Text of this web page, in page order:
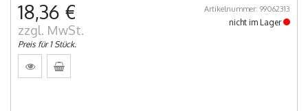
18,36 €
zzgl. MwSt.
Preis für 1 Stück.
Artikelnummer: 99062313
nicht im Lager